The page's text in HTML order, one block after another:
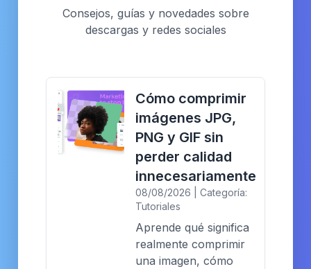
Consejos, guías y novedades sobre
descargas y redes sociales
Cómo comprimir
imágenes JPG,
PNG y GIF sin
perder calidad
innecesariamente
08/08/2026 | Categoría:
Tutoriales
Aprende qué significa
realmente comprimir
una imagen, cómo